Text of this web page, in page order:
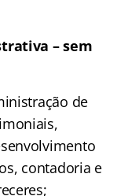
– sem
de
contadoria e